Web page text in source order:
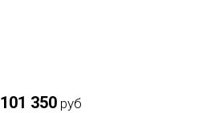
101 350 руб